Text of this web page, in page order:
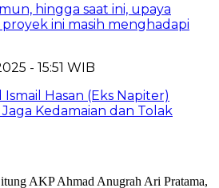
hingga saat ini, upaya
ini masih menghadapi
- 15:51 WIB
Hasan (Eks Napiter)
Kedamaian dan Tolak